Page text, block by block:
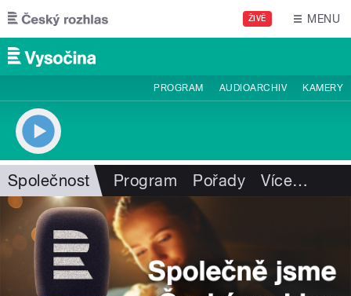
Přejít k hlavnímu obsahu
ŽIVĚ MENU
PROGRAM AUDIOARCHIV KAMERY
Společnost Program Pořady Více…